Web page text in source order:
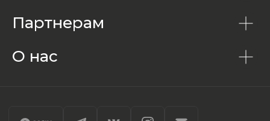
Партнерам
О нас